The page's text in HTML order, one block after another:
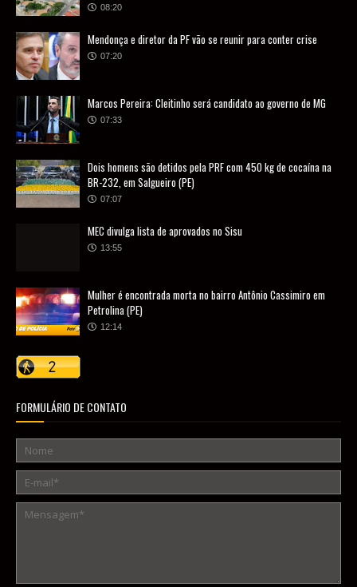
08:20
Mendonça e diretor da PF vão se reunir para conter crise
07:20
Marcos Pereira: Cleitinho será candidato ao governo de MG
07:33
Dois homens são detidos pela PRF com 450 kg de cocaína na
BR-232, em Salgueiro (PE)
07:07
MEC divulga lista de aprovados no Sisu
13:55
Mulher é encontrada morta no bairro Antônio Cassimiro em
Petrolina (PE)
12:14
FORMULÁRIO DE CONTATO